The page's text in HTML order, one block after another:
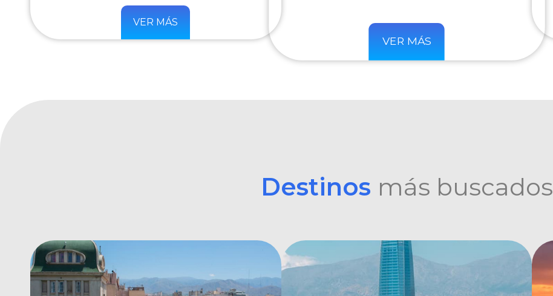
VER MÁS
VER MÁS
Destinos más buscados